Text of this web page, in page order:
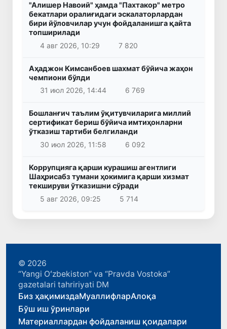
"Алишер Навоий" ҳамда "Пахтакор" метро
бекатлари оралиғидаги эскалаторлардан
бири йўловчилар учун фойдаланишга қайта
топширилади
4 авг 2026, 10:29
7 820
Аҳаджон Кимсанбоев шахмат бўйича жаҳон
чемпиони бўлди
31 июл 2026, 14:44
6 769
Бошланғич таълим ўқитувчиларига миллий
сертификат бериш бўйича имтиҳонларни
ўтказиш тартиби белгиланди
30 июл 2026, 11:58
6 092
Коррупцияга қарши курашиш агентлиги
Шаҳрисабз тумани ҳокимига қарши хизмат
текшируви ўтказишни сўради
5 авг 2026, 09:25
5 714
© 2026
“Yangi Oʻzbekiston” va “Pravda Vostoka”
gazetalari tahririyati DM
Биз ҳақимиздаМуаллифларАлоқа
Бўш иш ўринлари
Материаллардан фойдаланиш қоидалари